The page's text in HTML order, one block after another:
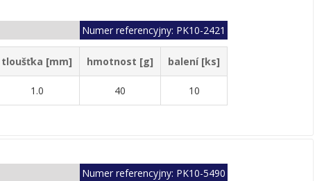
Numer referencyjny: PK10-2421
tloušťka [mm] hmotnost [g] balení [ks]
1.0 40 10
Numer referencyjny: PK10-5490